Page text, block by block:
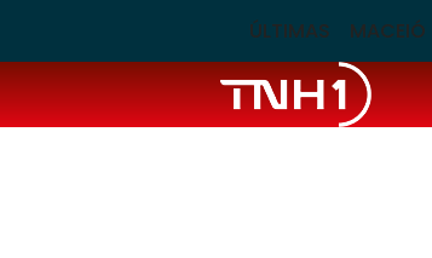
ÚLTIMAS MACEIÓ